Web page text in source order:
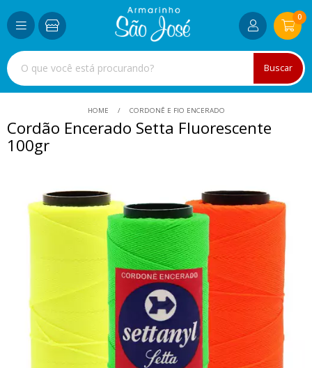
Buscar
0
HOME CORDONÊ E FIO ENCERADO
Cordão Encerado Setta Fluorescente
100gr